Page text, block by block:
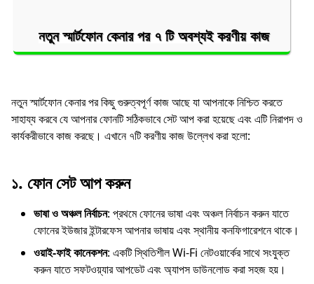
নতুন স্মার্টফোন কেনার পর ৭ টি অবশ্যই করণীয় কাজ
নতুন স্মার্টফোন কেনার পর কিছু গুরুত্বপূর্ণ কাজ আছে যা আপনাকে নিশ্চিত করতে
সাহায্য করবে যে আপনার ফোনটি সঠিকভাবে সেট আপ করা হয়েছে এবং এটি নিরাপদ ও
কার্যকরীভাবে কাজ করছে। এখানে ৭টি করণীয় কাজ উল্লেখ করা হলো:
১. ফোন সেট আপ করুন
ভাষা ও অঞ্চল নির্বাচন: প্রথমে ফোনের ভাষা এবং অঞ্চল নির্বাচন করুন যাতে
ফোনের ইউজার ইন্টারফেস আপনার ভাষায় এবং স্থানীয় কনফিগারেশনে থাকে।
ওয়াই-ফাই কানেকশন: একটি স্থিতিশীল Wi-Fi নেটওয়ার্কের সাথে সংযুক্ত
করুন যাতে সফটওয়্যার আপডেট এবং অ্যাপস ডাউনলোড করা সহজ হয়।